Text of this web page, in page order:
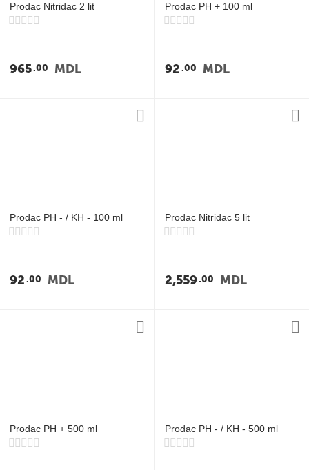
Prodac Nitridac 2 lit
965 00 MDL
Prodac PH + 100 ml
92 00 MDL
Prodac PH - / KH - 100 ml
92 00 MDL
Prodac Nitridac 5 lit
2,559 00 MDL
Prodac PH + 500 ml Prodac PH - / KH - 500 ml